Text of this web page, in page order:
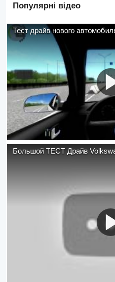
Популярні відео
Тест драйв нового
Большой ТЕСТ Драйв